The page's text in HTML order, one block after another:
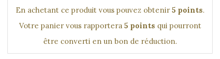
En achetant ce produit vous pouvez obtenir 5 points.
Votre panier vous rapportera 5points qui pourront
être converti en un bon de réduction.